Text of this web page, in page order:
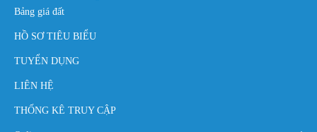
Bảng giá đất
HỒ SƠ TIÊU BIỂU
TUYỂN DỤNG
LIÊN HỆ
THỐNG KÊ TRUY CẬP